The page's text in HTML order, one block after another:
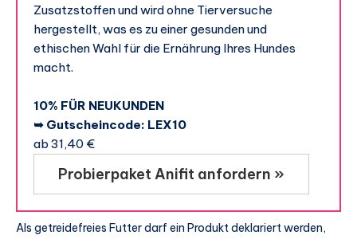
Zusatzstoffen und wird ohne Tierversuche
hergestellt, was es zu einer gesunden und
ethischen Wahl für die Ernährung Ihres Hundes
macht.
10% FÜR NEUKUNDEN
➥ Gutscheincode: LEX10
ab 31,40 €
Probierpaket Anifit anfordern »
Als getreidefreies Futter darf ein Produkt deklariert werden,